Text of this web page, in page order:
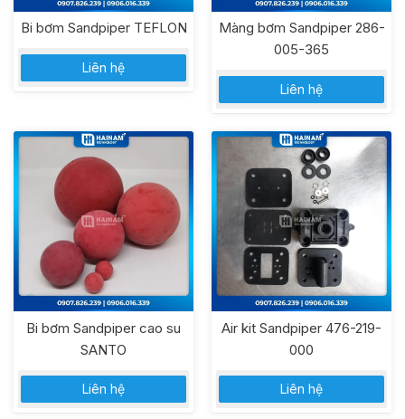
Bi bơm Sandpiper TEFLON
Liên hệ
Màng bơm Sandpiper 286-
005-365
Liên hệ
Bi bơm Sandpiper cao su
SANTO
Liên hệ
Air kit Sandpiper 476-219-
000
Liên hệ